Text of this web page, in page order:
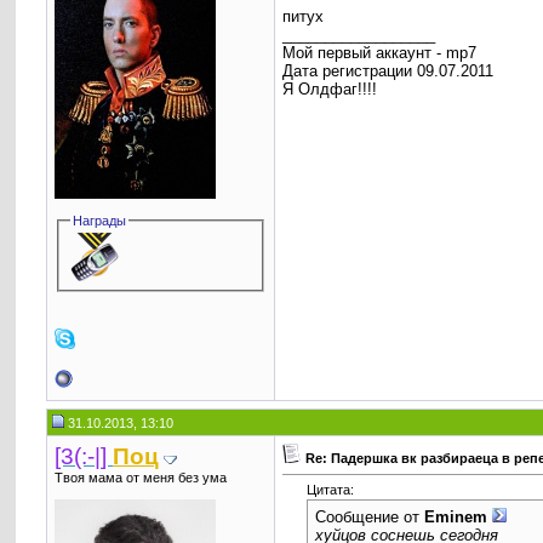
Награды
питух
Мой первый аккаунт - mp7
Дата регистрации 09.07.2011
Я Олдфаг!!!!
31.10.2013, 13:10
[3(:-|] Поц
Твоя мама от меня без ума
Re: Падершка вк разбираеца в
Цитата:
Сообщение от Eminem
хуйцов соснешь сегодня